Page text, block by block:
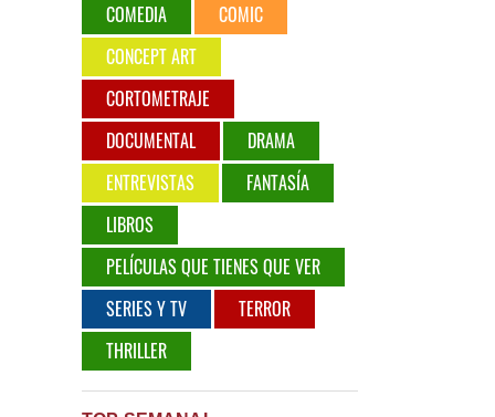
COMEDIA
COMIC
CONCEPT ART
CORTOMETRAJE
DOCUMENTAL
DRAMA
ENTREVISTAS
FANTASÍA
LIBROS
PELÍCULAS QUE TIENES QUE VER
SERIES Y TV
TERROR
THRILLER